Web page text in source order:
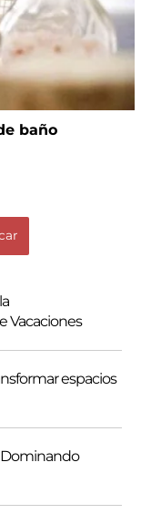
baño
Vacaciones
espacios
Dominando